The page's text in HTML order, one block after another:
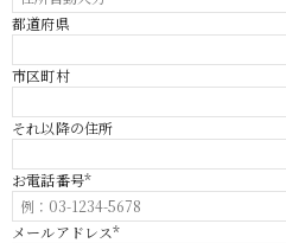
都道府県
市区町村
それ以降の住所
お電話番号*
メールアドレス*